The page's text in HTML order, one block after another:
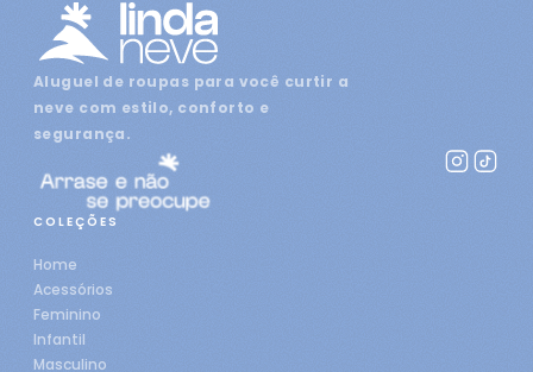
Aluguel de roupas para você curtir a
neve com estilo, conforto e
segurança.
COLEÇÕES
Home
Acessórios
Feminino
Infantil
Masculino